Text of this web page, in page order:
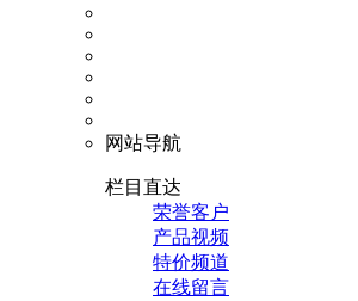
网站导航
栏目直达
荣誉客户
产品视频
特价频道
在线留言